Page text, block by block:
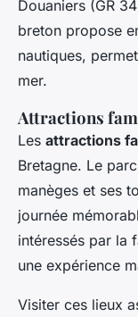
Douaniers (GR
breton propose
nautiques,
mer.
Attractions
Les attractions
Bretagne. Le
manèges et ses
journée
intéressés par la
une expérience
Visiter ces lieux